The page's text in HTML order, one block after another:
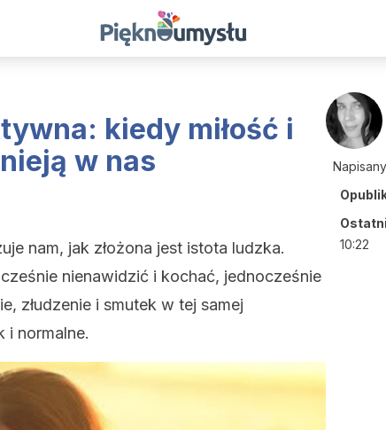
kiedy miłość i
w nas
nam, jak złożona jest istota ludzka.
nienawidzić i kochać, jednocześnie
złudzenie i smutek w tej samej
i normalne.
10:22